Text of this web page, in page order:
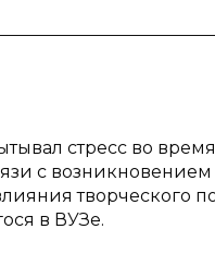
стресс во время
с
творческого
в ВУЗе.